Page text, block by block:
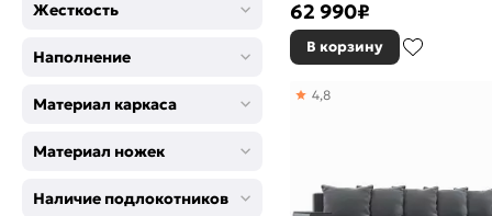
TOWER 11
TOWER 13
Vertical серый
Альба темно-серый
Жесткость
Наполнение
Материал каркаса
Материал ножек
Наличие подлокотников
62 990₽
В корзину
4,8